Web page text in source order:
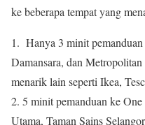
ke beberapa tempat yang
1. Hanya 3 minit
Damansara, dan
menarik lain seperti Ikea,
2. 5 minit pemanduan ke
Utama, Taman Sains